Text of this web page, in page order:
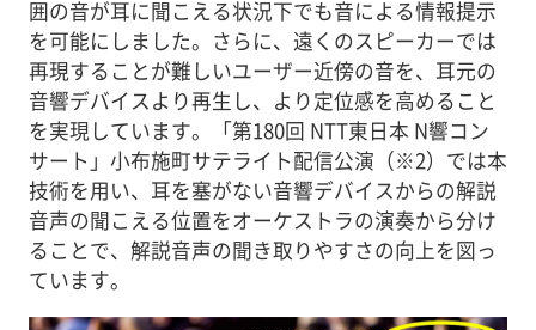
囲の音が耳に聞こえる状況下でも音による情報提示
を可能にしました。さらに、遠くのスピーカーでは
再現することが難しいユーザー近傍の音を、耳元の
音響デバイスより再生し、より定位感を高めること
を実現しています。「第180回 NTT東日本 N響コン
サート」小布施町サテライト配信公演（※2）では本
技術を用い、耳を塞がない音響デバイスからの解説
音声の聞こえる位置をオーケストラの演奏から分け
ることで、解説音声の聞き取りやすさの向上を図っ
ています。